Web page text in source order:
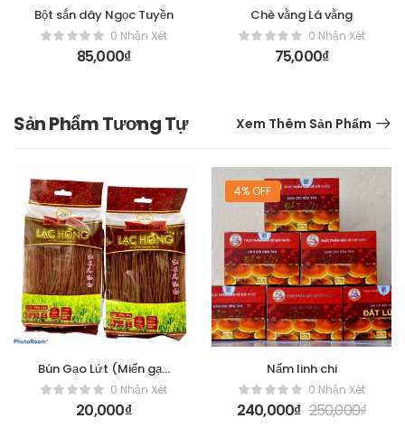
Bột sắn dây Ngọc Tuyền
0 Nhận Xét
85,000₫
Chè vằng Lá vằng
0 Nhận Xét
75,000₫
Sản Phẩm Tương Tự Xem Thêm Sản Phẩm
Bún Gạo Lứt (Miến gạo
lứt)0 Nhận Xét
20,000₫
4% OFF
Nấm linh chi
0 Nhận Xét
240,000₫ 250,000₫